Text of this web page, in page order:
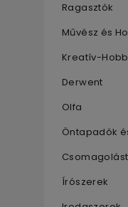
Ragasztók
Művész és
Kreatív-
Derwent
Olfa
Öntapadók
Írószerek